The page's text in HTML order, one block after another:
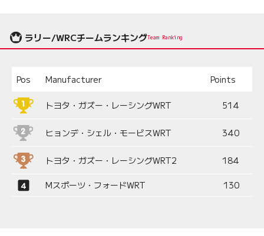
ラリー/WRCチームランキングTeam Ranking
Pos Manufacturer Points
トヨタ・ガズー・レーシングWRT 514
ヒョンデ・シェル・モービスWRT 340
トヨタ・ガズー・レーシングWRT2 184
Mスポーツ・フォードWRT 130